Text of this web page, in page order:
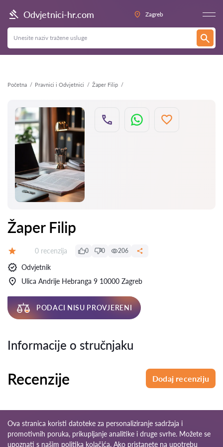
Odvjetnici-hr.com Zagreb
Početna Pravnici i Odvjetnici Žaper Filip
Natrag
Žaper Filip
Recenzija:
0 recenzija 0 0 206
Odvjetnik
Ulica Andrije Hebranga 9 10000 Zagreb
PODACI NISU PROVJERENI
Informacije o stručnjaku
Recenzije Dodaj recenziju
Ova stranica koristi datoteke za personaliziranje sadržaja i
promotivnih poruka, prikupljanje analitike i druge svrhe. Možete se
upoznati s našim politika kolačića. Ako pristanete na upotrebu